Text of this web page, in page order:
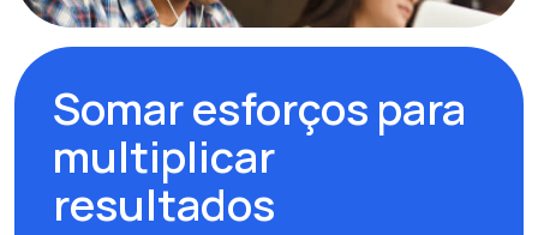
Somar esforços para
multiplicar
resultados